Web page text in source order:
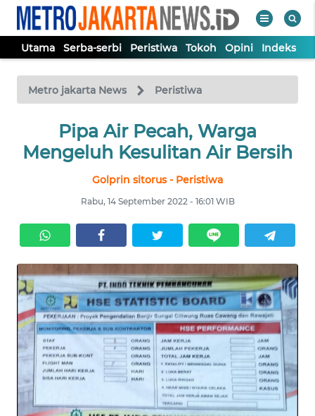
Utama Serba-serbi Peristiwa Tokoh Opini Indeks
Metro jakarta News Peristiwa
Pipa Air Pecah, Warga
Mengeluh Kesulitan Air Bersih
Golprin sitorus - Peristiwa
Rabu, 14 September 2022 - 16:01 WIB
TV
Tutup
PERISTIWA
TOKOH
OPINI
Informasi
INDEKS
BERITA